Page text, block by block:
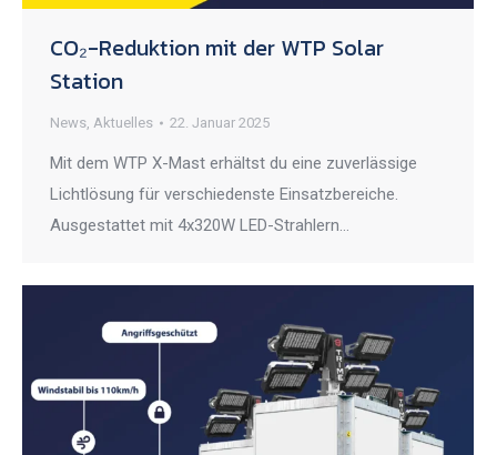
CO₂-Reduktion mit der WTP Solar
Station
News, Aktuelles 22. Januar 2025
Mit dem WTP X-Mast erhältst du eine zuverlässige
Lichtlösung für verschiedenste Einsatzbereiche.
Ausgestattet mit 4x320W LED-Strahlern…